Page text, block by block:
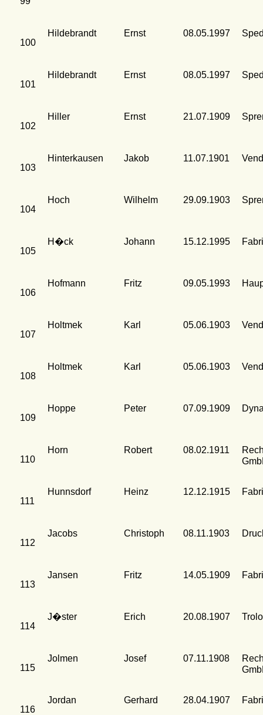
100
Hildebrandt Ernst 08.05.1997
101
Hildebrandt Ernst 08.05.1997
102
Hiller Ernst 21.07.1909
103
Hinterkausen Jakob 11.07.1901
104
Hoch Wilhelm 29.09.1903
105
H�ck Johann 15.12.1995
106
Hofmann Fritz 09.05.1993
107
Holtmek Karl 05.06.1903
108
Holtmek Karl 05.06.1903
109
Hoppe Peter 07.09.1909
110
Horn Robert 08.02.1911
111
Hunnsdorf Heinz 12.12.1915
112
Jacobs Christoph 08.11.1903
113
Jansen Fritz 14.05.1909
114
J�ster Erich 20.08.1907
115
Jolmen Josef 07.11.1908
116
Jordan Gerhard 28.04.1907